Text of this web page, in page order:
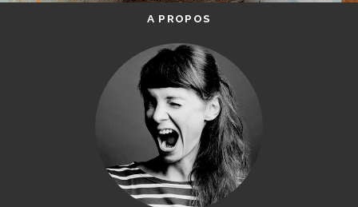
A PROPOS